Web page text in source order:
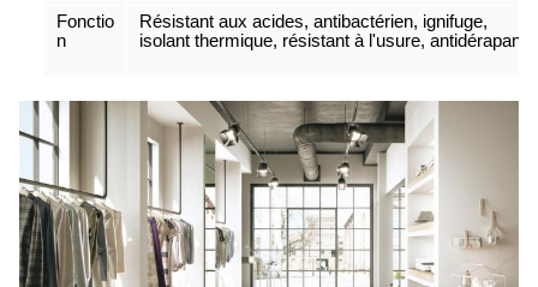
Fonctio
n
Résistant aux acides, antibactérien, ignifuge,
isolant thermique, résistant à l'usure, antidérapant